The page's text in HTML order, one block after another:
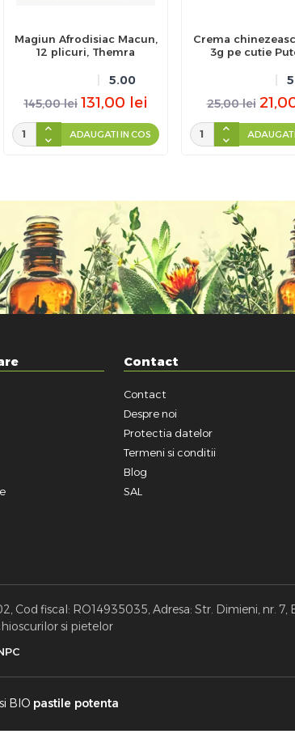
Magiun Afrodisiac Macun,
12 plicuri, Themra
5.00
145,00 lei 131,00 lei
ADAUGATI IN COS
Crema
3g pe cutie
25,00 lei
Contact
Contact
Despre noi
Protectia datelor
Termeni si conditii
Blog
SAL
Cod fiscal: RO14935035, Adresa: Str. Dimieni, nr. 7,
si pietelor
BIO pastile potenta